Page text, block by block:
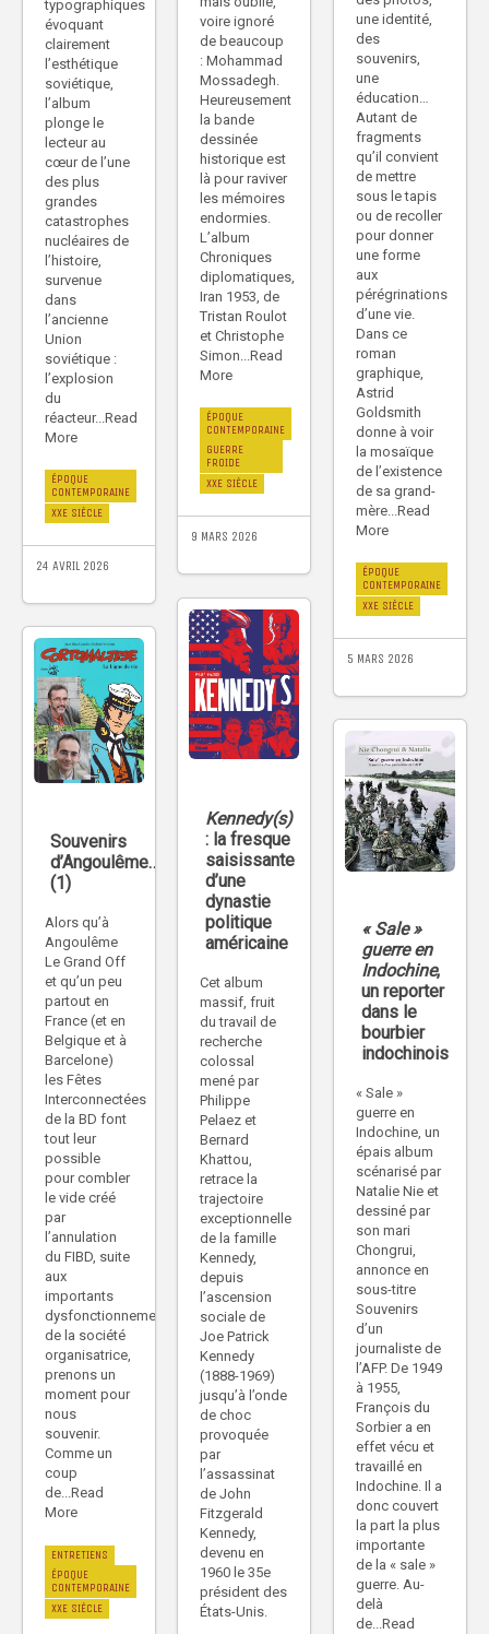
typographiques
évoquant
clairement
l’esthétique
soviétique,
l’album
plonge le
lecteur au
cœur de l’une
des plus
grandes
catastrophes
nucléaires de
l’histoire,
survenue
dans
l’ancienne
Union
soviétique :
l’explosion
du
réacteur...Read
More
ÉPOQUE
CONTEMPORAINE
XXE SIÈCLE
24 AVRIL 2026
voire ignoré
de beaucoup
: Mohammad
Mossadegh.
Heureusement
la bande
dessinée
historique est
là pour raviver
les mémoires
endormies.
L’album
Chroniques
diplomatiques,
Iran 1953, de
Tristan Roulot
et Christophe
Simon...Read
More
ÉPOQUE
CONTEMPORAINE
GUERRE
FROIDE
XXE SIÈCLE
9 MARS 2026
une identité,
des
souvenirs,
une
éducation…
Autant de
fragments
qu’il convient
de mettre
sous le tapis
ou de recoller
pour donner
une forme
aux
pérégrinations
d’une vie.
Dans ce
roman
graphique,
Astrid
Goldsmith
donne à voir
la mosaïque
de l’existence
de sa grand-
mère...Read
More
ÉPOQUE
CONTEMPORAINE
XXE SIÈCLE
5 MARS 2026
Kennedy(s)
: la fresque
saisissante
d’une
dynastie
politique
américaine
Cet album
massif, fruit
du travail de
recherche
colossal
mené par
Philippe
Pelaez et
Bernard
Khattou,
retrace la
trajectoire
exceptionnelle
de la famille
Kennedy,
depuis
l’ascension
sociale de
Joe Patrick
Kennedy
(1888-1969)
jusqu’à l’onde
de choc
provoquée
par
l’assassinat
de John
Fitzgerald
Kennedy,
devenu en
1960 le 35e
président des
États-Unis.
Souvenirs
d’Angoulême…
(1)
Alors qu’à
Angoulême
Le Grand Off
et qu’un peu
partout en
France (et en
Belgique et à
Barcelone)
les Fêtes
Interconnectées
de la BD font
tout leur
possible
pour combler
le vide créé
par
l’annulation
du FIBD, suite
aux
importants
dysfonctionnements
de la société
organisatrice,
prenons un
moment pour
nous
souvenir.
Comme un
coup
de...Read
More
ENTRETIENS
ÉPOQUE
CONTEMPORAINE
XXE SIÈCLE
« Sale »
guerre en
Indochine,
un reporter
dans le
bourbier
indochinois
« Sale »
guerre en
Indochine, un
épais album
scénarisé par
Natalie Nie et
dessiné par
son mari
Chongrui,
annonce en
sous-titre
Souvenirs
d’un
journaliste de
l’AFP. De 1949
à 1955,
François du
Sorbier a en
effet vécu et
travaillé en
Indochine. Il a
donc couvert
la part la plus
importante
de la « sale »
guerre. Au-
delà
de...Read